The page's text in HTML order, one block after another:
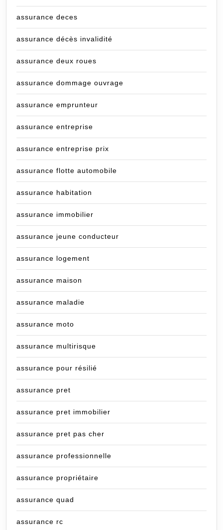
assurance deces
assurance décès invalidité
assurance deux roues
assurance dommage ouvrage
assurance emprunteur
assurance entreprise
assurance entreprise prix
assurance flotte automobile
assurance habitation
assurance immobilier
assurance jeune conducteur
assurance logement
assurance maison
assurance maladie
assurance moto
assurance multirisque
assurance pour résilié
assurance pret
assurance pret immobilier
assurance pret pas cher
assurance professionnelle
assurance propriétaire
assurance quad
assurance rc